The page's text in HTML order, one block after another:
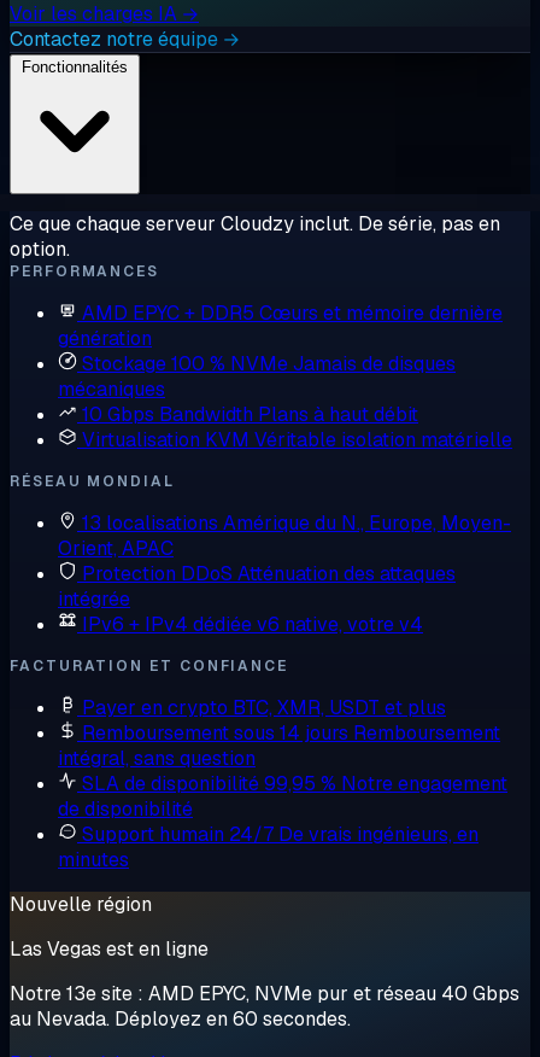
Voir les charges IA →
Contactez notre équipe →
Ce que chaque serveur Cloudzy inclut. De série, pas en
option.
PERFORMANCES
AMD EPYC + DDR5 Cœurs et mémoire dernière
génération
Stockage 100 % NVMeJamais de disques
mécaniques
10 Gbps Bandwidth Plans à haut débit
Virtualisation KVM Véritable isolation matérielle
RÉSEAU MONDIAL
13 localisations Amérique du N., Europe, Moyen-
Orient, APAC
Protection DDoS Atténuation des attaques
intégrée
IPv6 + IPv4 dédiéev6 native, votre v4
FACTURATION ET CONFIANCE
Payer en crypto BTC, XMR, USDT et plus
Remboursement sous 14 jours Remboursement
intégral, sans question
SLA de disponibilité 99,95 % Notre engagement
de disponibilité
Support humain 24/7 De vrais ingénieurs, en
minutes
Nouvelle région
Las Vegas est en ligne
Notre 13e site : AMD EPYC, NVMe pur et réseau 40 Gbps
au Nevada. Déployez en 60 secondes.